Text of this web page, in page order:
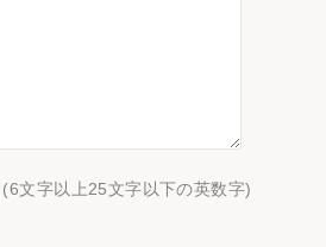
(6文字以上25文字以下の英数字)